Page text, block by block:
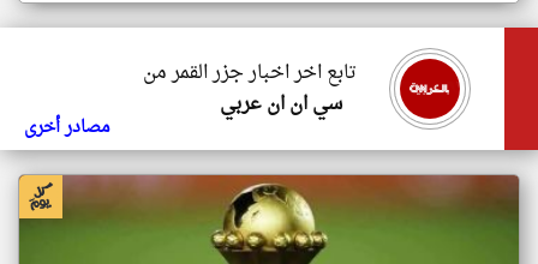
تابع اخر اخبار جزر القمر من
سي ان ان عربي
مصادر أخرى